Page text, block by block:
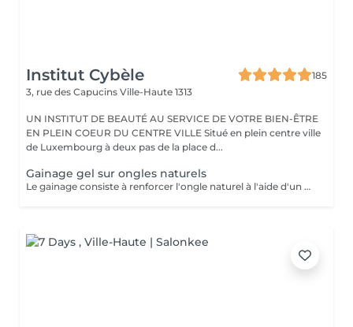
Institut Cybèle
185
3, rue des Capucins Ville-Haute 1313
UN INSTITUT DE BEAUTÉ AU SERVICE DE VOTRE BIEN-ÊTRE
EN PLEIN COEUR DU CENTRE VILLE Situé en plein centre ville
de Luxembourg à deux pas de la place d...
Gainage gel sur ongles naturels
Le gainage consiste à renforcer l'ongle naturel à l'aide d'un gel ou d'une base renforcée, sans rallongement. Il apporte solidité, tenue et un rendu soigné, tout en protégeant l'ongle des cassures.